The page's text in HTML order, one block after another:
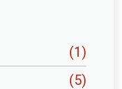
(1)
(5)